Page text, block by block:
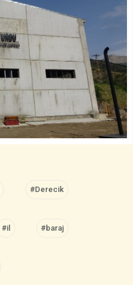
#Derecik
#il #baraj